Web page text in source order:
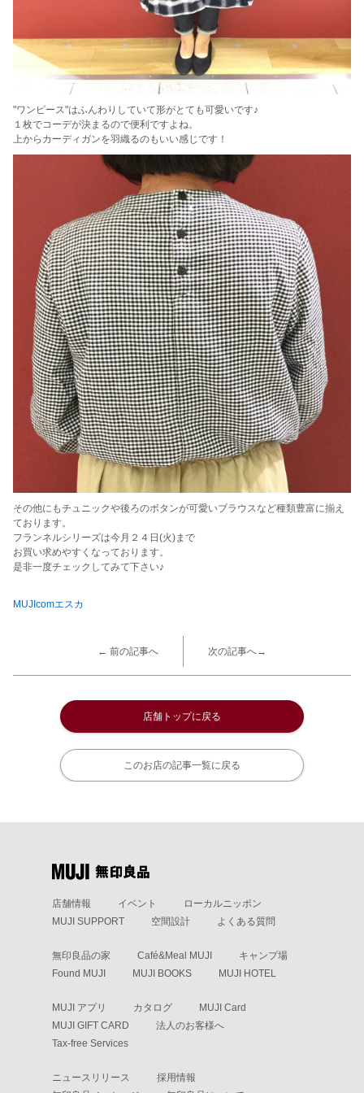
"ワンピース"はふんわりしていて形がとても可愛いです♪
１枚でコーデが決まるので便利ですよね。
上からカーディガンを羽織るのもいい感じです！
その他にもチュニックや後ろのボタンが可愛いブラウスなど種類豊富に揃え
ております。
フランネルシリーズは今月２４日(火)まで
お買い求めやすくなっております。
是非一度チェックしてみて下さい♪
MUJIcomエスカ
← 前の記事へ 次の記事へ→
店舗トップに戻る
このお店の記事一覧に戻る
店舗情報 イベント
ローカルニッポン
MUJI SUPPORT
空間設計 よくある質問
無印良品の家 Café&Meal MUJI
キャンプ場
Found MUJI
MUJI BOOKS MUJI HOTEL
MUJI アプリ カタログ
MUJI Card
MUJI GIFT CARD
法人のお客様へ
Tax-free Services
ニュースリリース
採用情報